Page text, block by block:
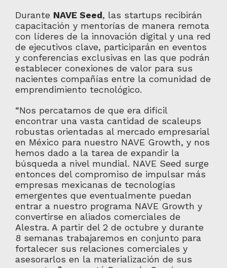
Durante NAVE Seed, las startups recibirán
capacitación y mentorías de manera remota
con líderes de la innovación digital y una red
de ejecutivos clave, participarán en eventos
y conferencias exclusivas en las que podrán
establecer conexiones de valor para sus
nacientes compañías entre la comunidad de
emprendimiento tecnológico.
“Nos percatamos de que era difícil
encontrar una vasta cantidad de scaleups
robustas orientadas al mercado empresarial
en México para nuestro NAVE Growth, y nos
hemos dado a la tarea de expandir la
búsqueda a nivel mundial. NAVE Seed surge
entonces del compromiso de impulsar más
empresas mexicanas de tecnologías
emergentes que eventualmente puedan
entrar a nuestro programa NAVE Growth y
convertirse en aliados comerciales de
Alestra. A partir del 2 de octubre y durante
8 semanas trabajaremos en conjunto para
fortalecer sus relaciones comerciales y
asesorarlos en la materialización de sus